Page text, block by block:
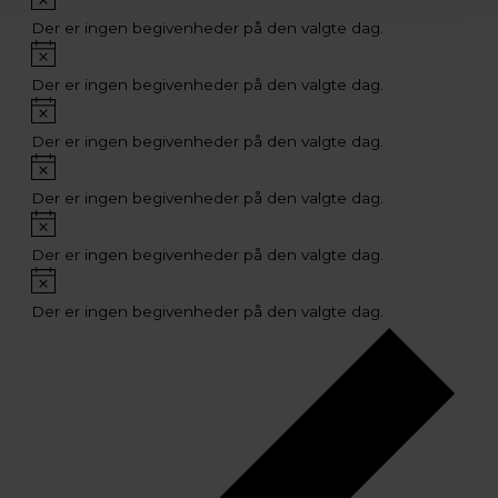
Der er ingen begivenheder på den valgte dag.
Notice
Der er ingen begivenheder på den valgte dag.
Notice
Der er ingen begivenheder på den valgte dag.
Notice
Der er ingen begivenheder på den valgte dag.
Notice
Der er ingen begivenheder på den valgte dag.
Notice
Der er ingen begivenheder på den valgte dag.